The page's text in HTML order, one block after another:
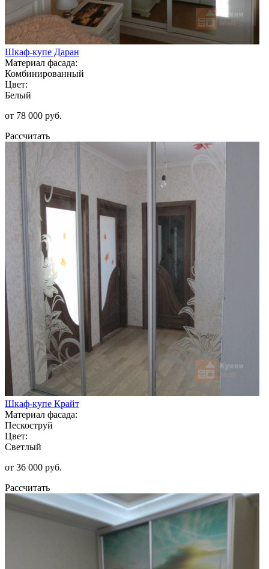
Шкаф-купе Даран
Материал фасада:
Комбинированный
Цвет:
Белый
от 78 000 руб.
Рассчитать
Шкаф-купе Крайт
Материал фасада:
Пескоструй
Цвет:
Светлый
от 36 000 руб.
Рассчитать